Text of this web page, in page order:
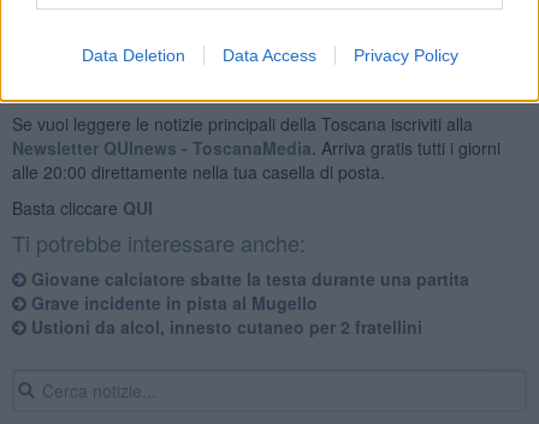
Data Deletion Data Access Privacy Policy
Se vuoi leggere le notizie principali della Toscana iscriviti alla
Newsletter QUInews - ToscanaMedia. Arriva gratis tutti i giorni
alle 20:00 direttamente nella tua casella di posta.
Basta cliccare QUI
Ti potrebbe interessare anche:
Giovane calciatore sbatte la testa durante una partita
Grave incidente in pista al Mugello
Ustioni da alcol, ​innesto cutaneo per 2 fratellini